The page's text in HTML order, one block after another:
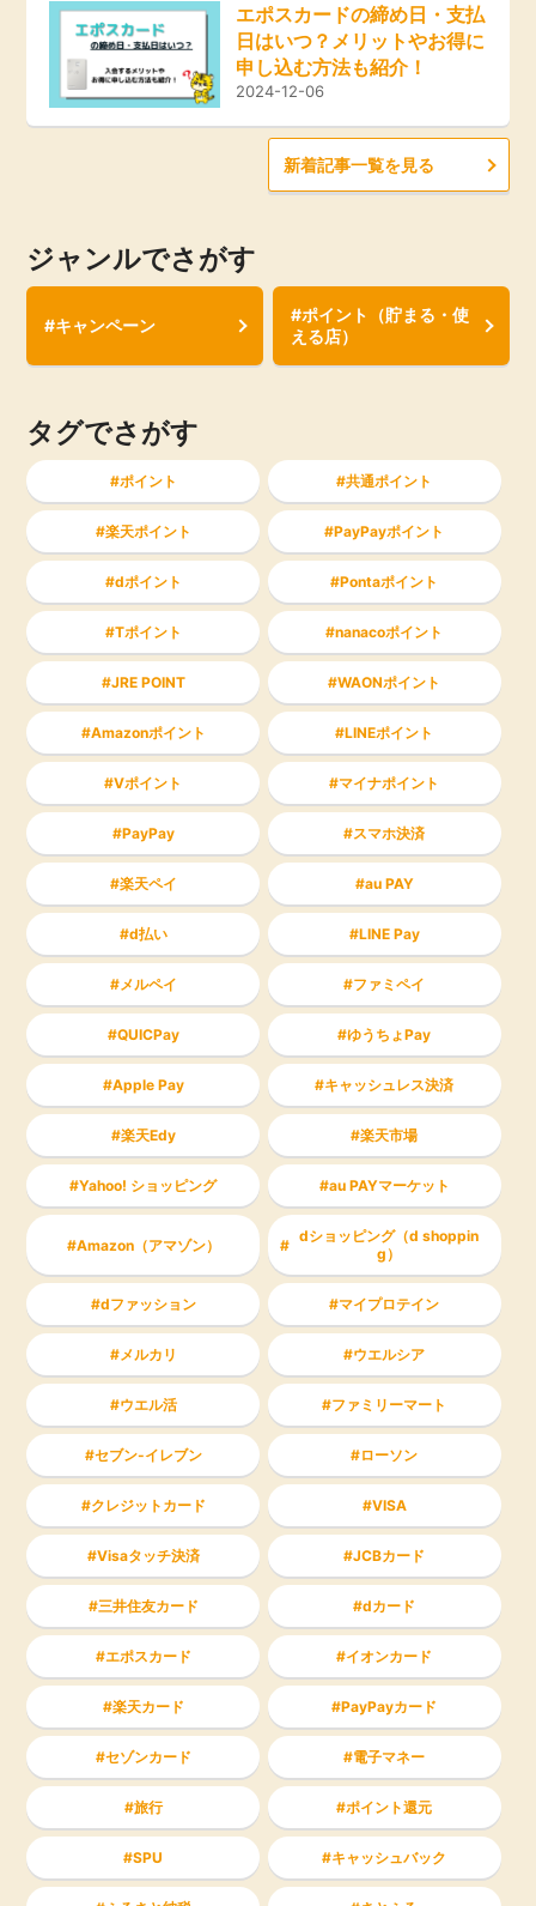
ヘルプセンター
エポスカードの締め日・支払
日はいつ？メリットやお得に
申し込む方法も紹介！
2024-12-06
新着記事一覧を見る
ジャンルでさがす
#キャンペーン
#ポイント（貯まる・使
える店）
タグでさがす
ポイント 共通ポイント
楽天ポイント PayPayポイント
dポイント Pontaポイント
Tポイント nanacoポイント
JRE POINT WAONポイント
Amazonポイント LINEポイント
Vポイント マイナポイント
PayPay スマホ決済
楽天ペイ au PAY
d払い LINE Pay
メルペイ ファミペイ
QUICPay ゆうちょPay
Apple Pay キャッシュレス決済
楽天Edy 楽天市場
Yahoo! ショッピング au PAYマーケット
Amazon（アマゾン）
dショッピング（d shoppin
g）
dファッション マイプロテイン
メルカリ ウエルシア
ウエル活 ファミリーマート
セブン-イレブン ローソン
クレジットカード VISA
Visaタッチ決済 JCBカード
三井住友カード dカード
エポスカード イオンカード
楽天カード PayPayカード
セゾンカード 電子マネー
旅行 ポイント還元
SPU キャッシュバック